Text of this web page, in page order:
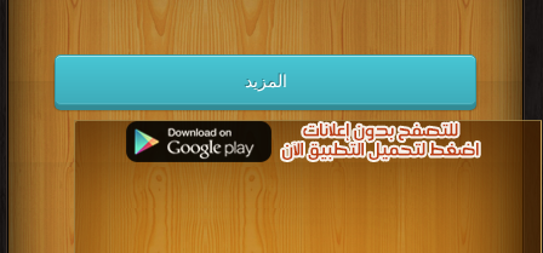
كتب 1934 كتب 1933 كتب 1932
كتب 1931
كتب 1930
كتب 1929 كتب 1928
كتب 1927
كتب 1926
كتب 1925 كتب 1924
كتب 1923
كتب 1922
كتب 1921 كتب 1920
كتب 1919
كتب 1916
كتب 1915
كتب 1912
كتب 1911
المزيد